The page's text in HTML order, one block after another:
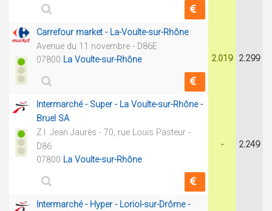
Carrefour market - La-Voulte-sur-Rhône
Avenue du 11 novembre - D86E
07800 La Voulte-sur-Rhône 2.019 2.299
Intermarché - Super - La Voulte-sur-Rhône -
Bruel SA
Z.I. Jean Jaurès - 70, rue Louis Pasteur -
D86
07800 La Voulte-sur-Rhône
- 2.249
Intermarché - Hyper - Loriol-sur-Drôme -